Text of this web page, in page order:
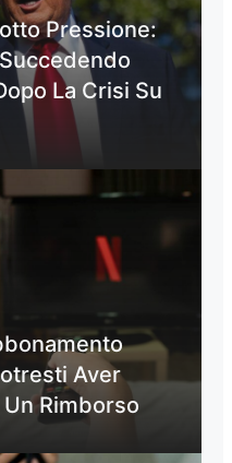
Pressione:
La Crisi Su
Aver
Rimborso